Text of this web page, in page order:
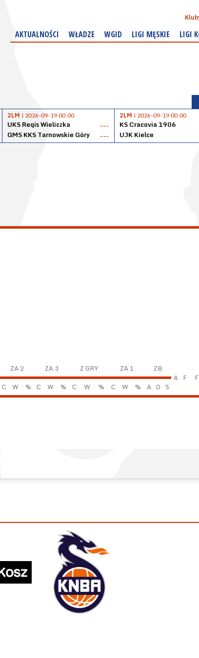
AKTUALNOŚCI WŁADZE WGID LIGI MĘSKIE LIGI
2LM | 2026-09-19 00:00
UKS Regis Wieliczka
---
GMS KKS Tarnowskie Góry
---
2LM | 2026-09-19 00:00
KS Cracovia 1906
UJK Kielce
ZA 2 ZA 3 Z GRY ZA 1
ZB
A F
C
W % C W % C W % C W % A O S